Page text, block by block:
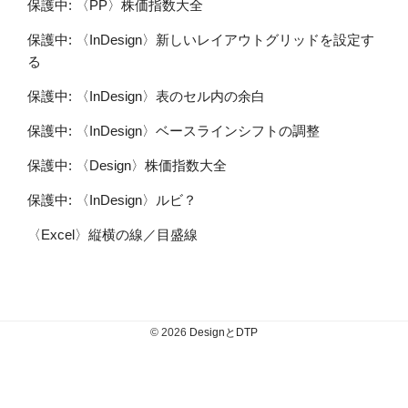
保護中: 〈PP〉株価指数大全
保護中: 〈InDesign〉新しいレイアウトグリッドを設定す
る
保護中: 〈InDesign〉表のセル内の余白
保護中: 〈InDesign〉ベースラインシフトの調整
保護中: 〈Design〉株価指数大全
保護中: 〈InDesign〉ルビ？
〈Excel〉縦横の線／目盛線
© 2026 DesignとDTP